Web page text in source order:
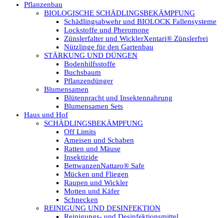
Pflanzenbau
BIOLOGISCHE SCHÄDLINGSBEKÄMPFUNG
Schädlingsabwehr und BIOLOCK Fallensysteme
Lockstoffe und Pheromone
Zünslerfalter und WicklerXentari® Zünslerfrei
Nützlinge für den Gartenbau
STÄRKUNG UND DÜNGEN
Bodenhilfsstoffe
Buchsbaum
Pflanzendünger
Blumensamen
Blütenpracht und Insektennahrung
Blumensamen Sets
Haus und Hof
SCHÄDLINGSBEKÄMPFUNG
Off Limits
Ameisen und Schaben
Ratten und Mäuse
Insektizide
BettwanzenNattaro® Safe
Mücken und Fliegen
Raupen und Wickler
Motten und Käfer
Schnecken
REINIGUNG UND DESINFEKTION